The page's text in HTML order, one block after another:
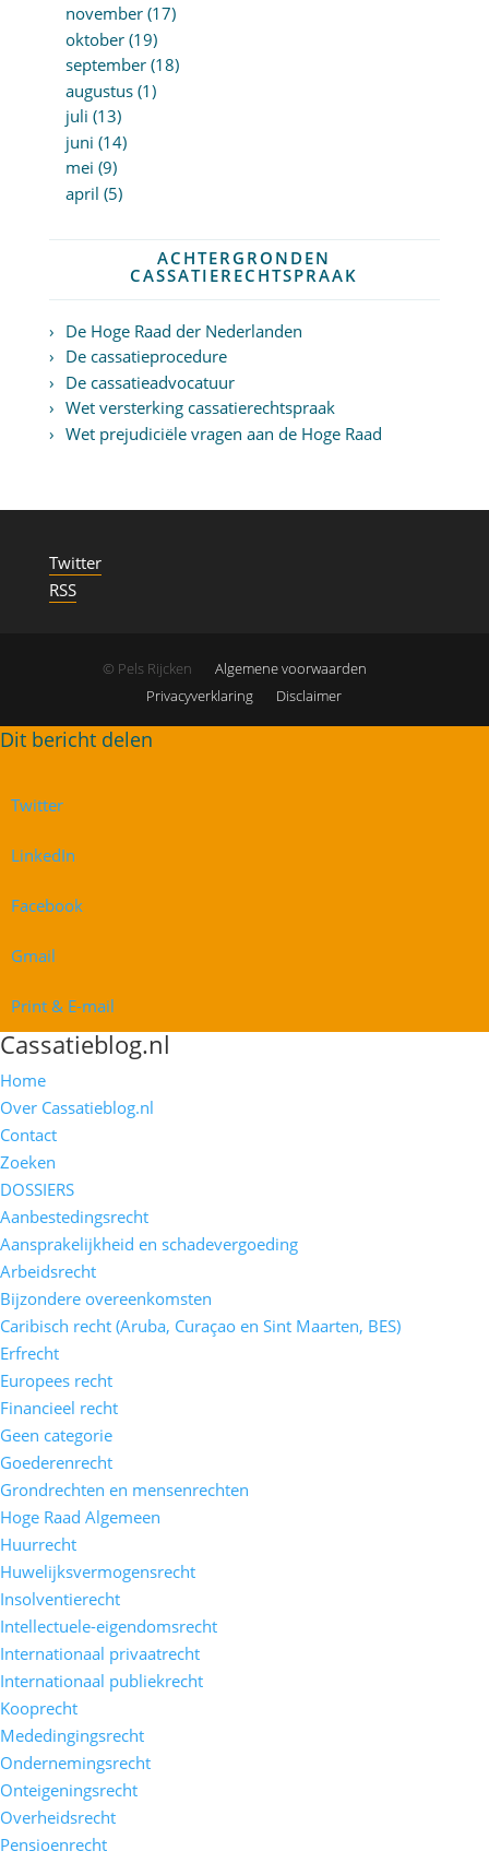
november (17)
oktober (19)
september (18)
augustus (1)
juli (13)
juni (14)
mei (9)
april (5)
ACHTERGRONDEN
CASSATIERECHTSPRAAK
De Hoge Raad der Nederlanden
De cassatieprocedure
De cassatieadvocatuur
Wet versterking cassatierechtspraak
Wet prejudiciële vragen aan de Hoge Raad
Twitter
RSS
© Pels Rijcken
Algemene voorwaarden
Privacyverklaring
Disclaimer
Twitter
LinkedIn
Facebook
Gmail
Print & E-mail
Cassatieblog.nl
Home
Over Cassatieblog.nl
Contact
Zoeken
DOSSIERS
Aanbestedingsrecht
Aansprakelijkheid en schadevergoeding
Arbeidsrecht
Bijzondere overeenkomsten
Caribisch recht (Aruba, Curaçao en Sint Maarten, BES)
Erfrecht
Europees recht
Financieel recht
Geen categorie
Goederenrecht
Grondrechten en mensenrechten
Hoge Raad Algemeen
Huurrecht
Huwelijksvermogensrecht
Insolventierecht
Intellectuele-eigendomsrecht
Internationaal privaatrecht
Internationaal publiekrecht
Kooprecht
Mededingingsrecht
Ondernemingsrecht
Onteigeningsrecht
Overheidsrecht
Pensioenrecht